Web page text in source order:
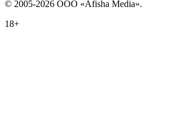
© 2005-2026 ООО «Afisha Media».
18+